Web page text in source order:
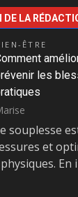
DE LA
ÊTRE
les
souplesse
et
En